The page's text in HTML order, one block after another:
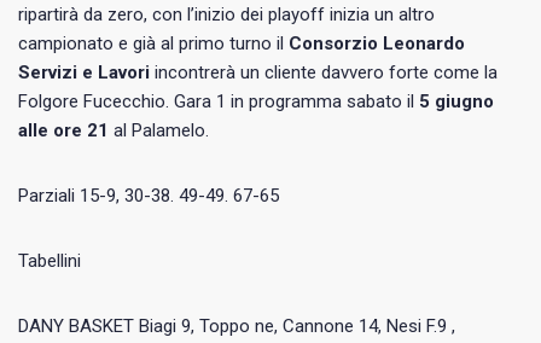
ripartirà da zero, con l’inizio dei playoff inizia un altro
campionato e già al primo turno il Consorzio Leonardo
Servizi e Lavori incontrerà un cliente davvero forte come la
Folgore Fucecchio. Gara 1 in programma sabato il 5 giugno
alle ore 21 al Palamelo.
Parziali 15-9, 30-38. 49-49. 67-65
Tabellini
DANY BASKET Biagi 9, Toppo ne, Cannone 14, Nesi F.9 ,